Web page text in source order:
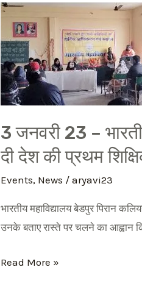
3 जनवरी 23 –
दी देश की प्रथम
Events, News /aryavi23
भारतीय महाविद्यालय बेडपुर पिरान
उनके बताए रास्ते पर चलने का आह्वान
3
जनवरी
23
–
भारतीय
महाविद्यालय
बेडपुर
कलियर
कॉलेज
समस्त
जयंती
Read More »